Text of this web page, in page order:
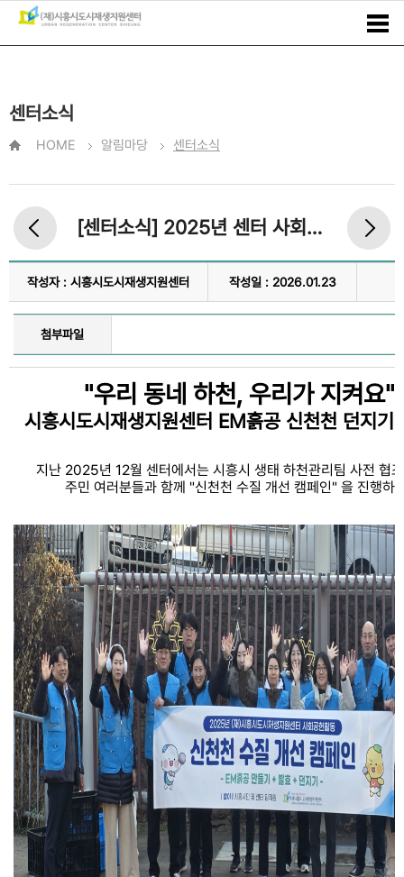
센터소식
HOME 알림마당 센터소식
[센터소식] 2025년 센터 사회공헌사업 '신천천 수질 개선 캠페인' 진행
작성자 : 시흥시도시재생지원센터 작성일 : 2026.01.23
첨부파일
"우리 동네 하천, 우리가 지켜요"
시흥시도시재생지원센터 EM흙공 신천천 던지기
지난 2025년 12월 센터에서는 시흥시 생태 하천관리팀 사전 협
주민 여러분들과 함께 "신천천 수질 개선 캠페인" 을 진행하